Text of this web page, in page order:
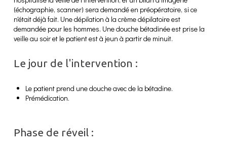
(échographie, scanner) sera demandé en préopératoire, si ce
n'était déjà fait. Une dépilation à la crème dépilatoire est
demandée pour les hommes. Une douche bétadinée est prise la
veille au soir et le patient est à jeun à partir de minuit.
Le jour de l'intervention :
Le patient prend une douche avec de la bétadine.
Prémédication.
Phase de réveil :